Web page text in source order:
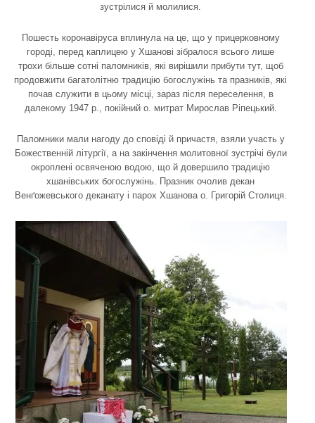
зустрілися й молилися.
Пошесть коронавіруса вплинула на це, що у прицерковному
городі, перед каплицею у Хшанові зібралося всього лише
трохи більше сотні паломників, які вирішили прибути тут, щоб
продовжити багатолітню традицію богослужінь та празників, які
почав служити в цьому місці, зараз після переселення, в
далекому 1947 р., покійний о. митрат Мирослав Ріпецький.
Паломники мали нагоду до сповіді й причастя, взяли участь у
Божественній літургії, а на закінчення молитовної зустрічі були
окроплені освяченою водою, що й довершило традицію
хшанівських богослужінь. Празник очолив декан
Венґожевського деканату і парох Хшанова о. Григорій Столиця.